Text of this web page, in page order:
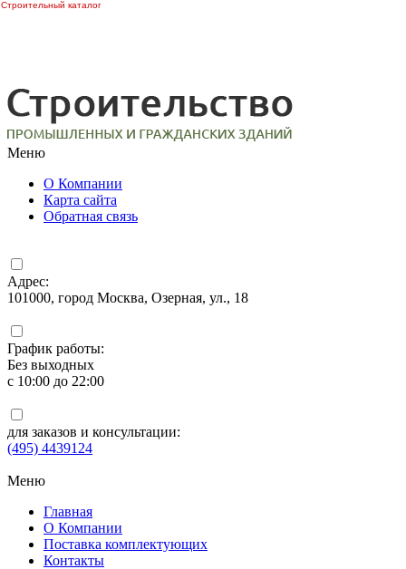
Меню
О Компании
Карта сайта
Обратная связь
Адрес:
101000, город Москва, Озерная, ул., 18
График работы:
Без выходных
с 10:00 до 22:00
для заказов и консультации:
(495) 4439124
Меню
Главная
О Компании
Поставка комплектующих
Контакты
Строительный каталог